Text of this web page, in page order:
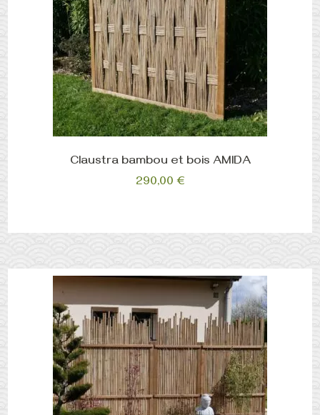
Claustra bambou et bois AMIDA
290,00 €